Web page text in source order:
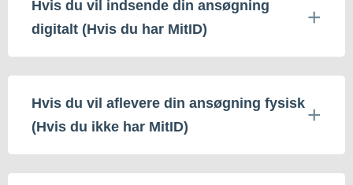
Hvis du vil indsende din ansøgning
digitalt (Hvis du har MitID)
Hvis du vil aflevere din ansøgning fysisk
(Hvis du ikke har MitID)